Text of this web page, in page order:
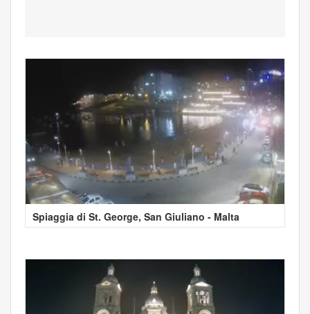
Spiaggia di St. George, San Giuliano - Malta